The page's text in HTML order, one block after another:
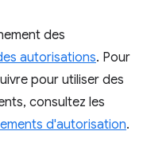
des
autorisations. Pour
pour utiliser des
consultez les
d'autorisation.